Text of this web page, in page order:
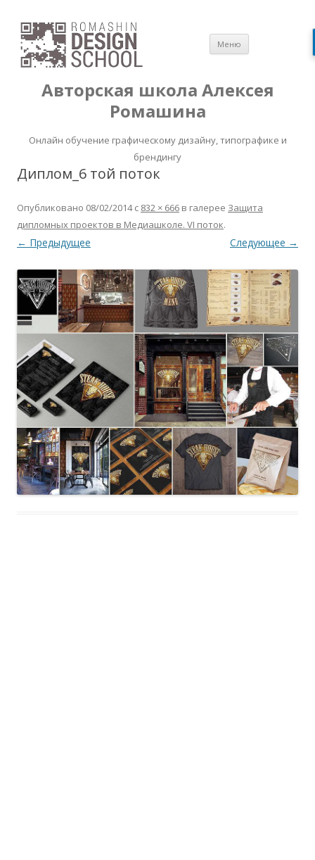
Авторская школа Алексея
Ромашина
Онлайн обучение графическому дизайну, типографике и
брендингу
Меню
содержимому
Диплом_6 той поток
Опубликовано 08/02/2014с 832 × 666 в галерее Защита
дипломных проектов в Медиашколе. VI поток.
← Предыдущее Следующее →